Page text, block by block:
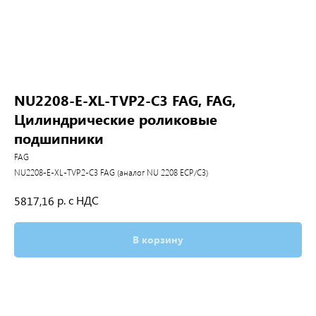
NU2208-E-XL-TVP2-C3 FAG, FAG,
Цилиндрические роликовые
подшипники
FAG
NU2208-E-XL-TVP2-C3 FAG (аналог NU 2208 ECP/C3)
5817,16 р. с НДС
В корзину